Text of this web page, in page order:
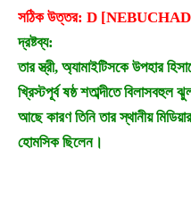
সঠিক উত্তর: D
দ্রষ্টব্য:
তার স্ত্রী, অ্যামাইটিসকে উপহার
খ্রিস্টপূর্ব ষষ্ঠ শতাব্দীতে বিলাসবহুল
আছে কারণ তিনি তার স্থানীয়
হোমসিক ছিলেন।